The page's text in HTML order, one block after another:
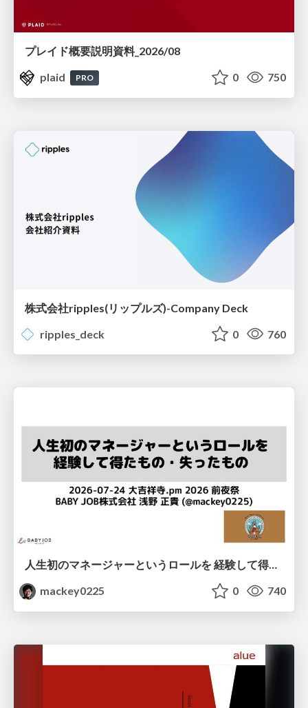
プレイド概要説明資料_2026/08
plaid
PRO 0 750
株式会社ripples(リップルズ)-Company Deck
ripples_deck
0 760
人生初のマネージャーというロールを 経験して得たもの・失ったもの / Reflections on My First Manager Role
mackey0225
0 740